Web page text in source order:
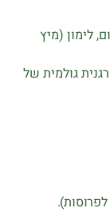
לימון (מיץ
גולמית של